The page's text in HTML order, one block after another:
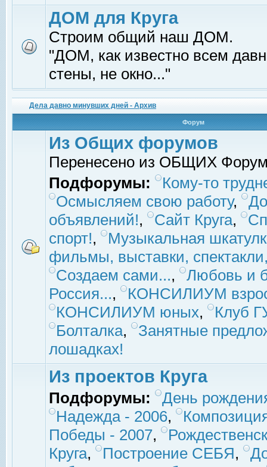
ДОМ для Круга
Строим общий наш ДОМ.
"ДОМ, как известно всем
стены, не окно..."
Дела давно минувших дней - Архив
Форум
Из Общих форумов
Перенесено из ОБЩИХ
Подфорумы:
Кому-то
Осмысляем свою работу,
объявлений!, Сайт Круга,
спорт!,
Музыкальная
фильмы, выставки,
Создаем сами...,
Любовь и
Россия...,
КОНСИЛИУМ
КОНСИЛИУМ юных,
Клуб
Болталка,
Занятные
лошадках!
Из проектов Круга
Подфорумы:
День
Надежда - 2006,
Победы - 2007,
Круга, Построение СЕБЯ,